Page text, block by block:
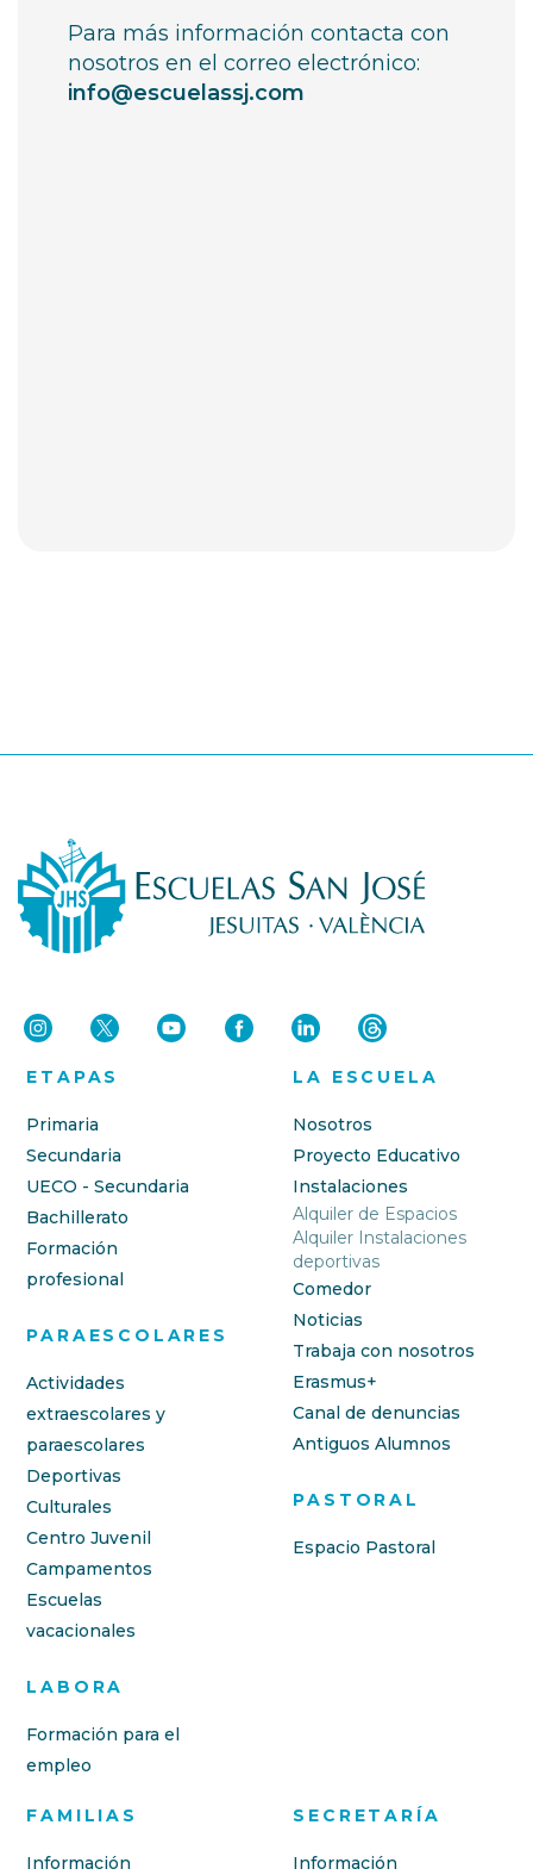
Para más información contacta con
nosotros en el correo electrónico:
info@escuelassj.com
ETAPAS
Primaria
Secundaria
UECO - Secundaria
Bachillerato
Formación
profesional
PARAESCOLARES
Actividades
extraescolares y
paraescolares
Deportivas
Culturales
Centro Juvenil
Campamentos
Escuelas
vacacionales
LABORA
Formación para el
empleo
LA ESCUELA
Nosotros
Proyecto Educativo
Instalaciones
Alquiler de Espacios
Alquiler Instalaciones
deportivas
Comedor
Noticias
Trabaja con nosotros
Erasmus+
Canal de denuncias
Antiguos Alumnos
PASTORAL
Espacio Pastoral
FAMILIAS
Información
SECRETARÍA
Información